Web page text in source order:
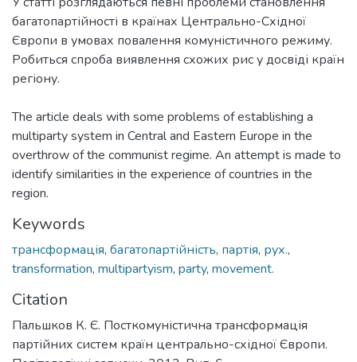
багатопартійності в країнах Центрально-Східної
Європи в умовах повалення комуністичного режиму.
Робиться спроба виявлення схожих рис у досвіді країн
регіону.
The article deals with some problems of establishing a
multiparty system in Central and Eastern Europe in the
overthrow of the communist regime. An attempt is made to
identify similarities in the experience of countries in the
region.
Keywords
трансформація, багатопартійність, партія, рух.,
transformation, multipartyism, party, movement.
Citation
Пальшков К. Є. Посткомуністична трансформація
партійних систем країн центрально-східної Європи.